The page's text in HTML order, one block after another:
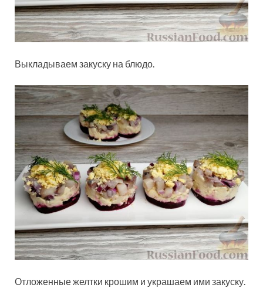
Выкладываем закуску на блюдо.
Отложенные желтки крошим и украшаем ими закуску.